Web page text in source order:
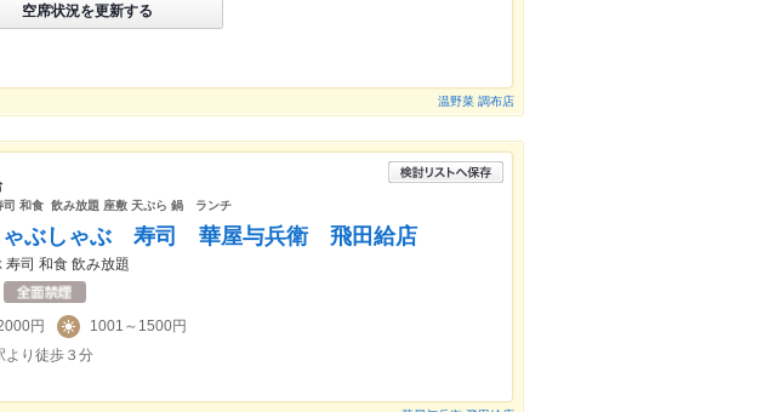
空席状況を更新する
温野菜 調布店
司 和食 飲み放題 座敷 天ぷら 鍋 ランチ
ぶしゃぶ 寿司 華屋与兵衛 飛田給店
寿司 和食 飲み放題
円
1001～1500円
より徒歩３分